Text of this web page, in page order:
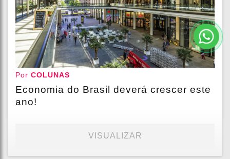
Por COLUNAS
Economia do Brasil deverá crescer este
ano!
VISUALIZAR